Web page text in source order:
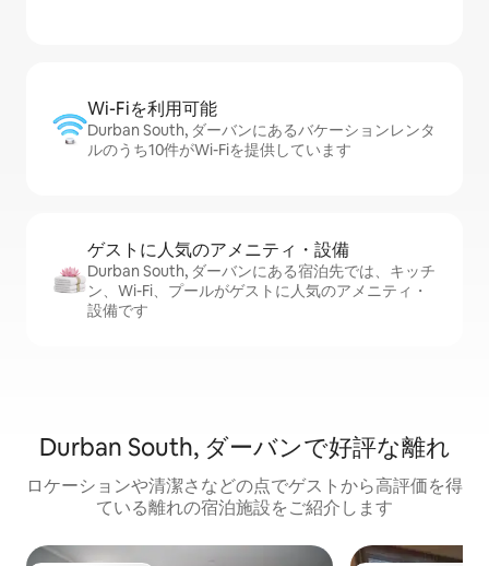
Wi-Fiを利⁠用⁠可⁠能
Durban South, ダーバンにあるバケーションレンタ
ルのうち10件がWi-Fiを提供しています
ゲストに人⁠気⁠のア⁠メ⁠ニ⁠テ⁠ィ・設⁠備
Durban South, ダーバンにある宿泊先では、キッチ
ン、Wi-Fi、プールがゲストに人気のアメニティ・
設備です
Durban South, ダーバンで好評な離れ
ロケーションや清潔さなどの点でゲストから高評価を得
ている離れの宿泊施設をご紹介します